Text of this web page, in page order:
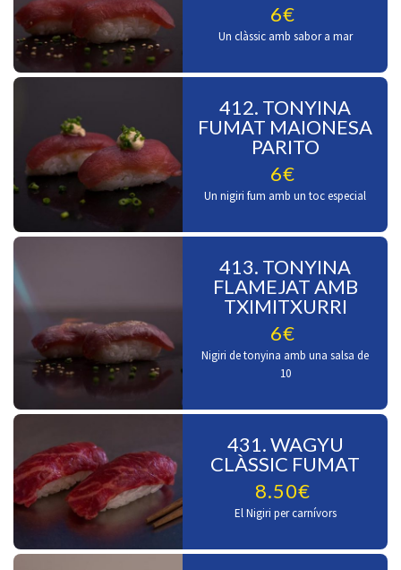
6€
Un clàssic amb sabor a mar
412. TONYINA
FUMAT MAIONESA
PARITO
6€
Un nigiri fum amb un toc especial
413. TONYINA
FLAMEJAT AMB
TXIMITXURRI
6€
Nigiri de tonyina amb una salsa de
10
431. WAGYU
CLÀSSIC FUMAT
8.50€
El Nigiri per carnívors